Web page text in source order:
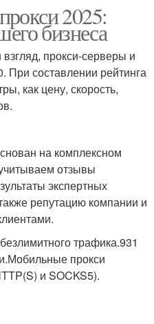
2025:
бизнеса
прокси-серверы и
При составлении рейтинга
как цену, скорость,
на комплексном
отзывы
экспертных
репутацию компании и
трафика.931
прокси
и SOCKS5).